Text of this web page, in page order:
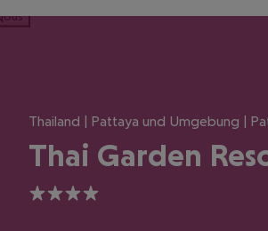
Thailand | Pattaya und Umgebung |
Thai Garden
4